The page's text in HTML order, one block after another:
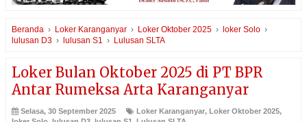
Beranda › Loker Karanganyar › Loker Oktober 2025 › loker Solo ›
lulusan D3 › lulusan S1 › Lulusan SLTA
Loker Bulan Oktober 2025 di PT BPR
Antar Rumeksa Arta Karanganyar
Selasa, 30 September 2025 Loker Karanganyar, Loker Oktober 2025,